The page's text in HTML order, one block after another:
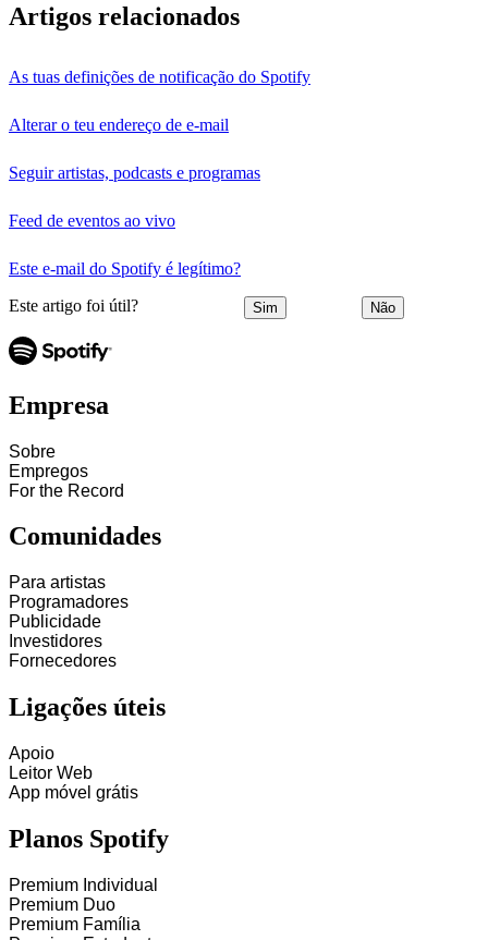
Artigos relacionados
As tuas definições de notificação do Spotify
Alterar o teu endereço de e-mail
Seguir artistas, podcasts e programas
Feed de eventos ao vivo
Este e-mail do Spotify é legítimo?
Este artigo foi útil? Sim Não
Empresa
Sobre
Empregos
For the Record
Comunidades
Para artistas
Programadores
Publicidade
Investidores
Fornecedores
Ligações úteis
Apoio
Leitor Web
App móvel grátis
Planos Spotify
Premium Individual
Premium Duo
Premium Família